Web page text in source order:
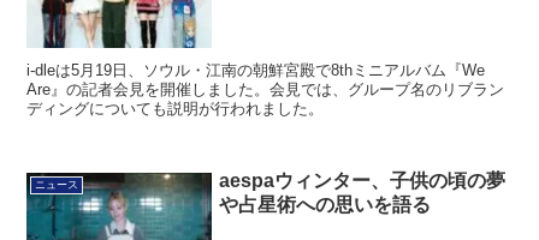
i-dleは5月19日、ソウル・江南の朝鮮宮殿で8thミニアルバム『We
Are』の記者会見を開催しました。会見では、グループ名のリブラン
ディングについても説明が行われました。
ニュース
aespaウィンター、子供の頃の夢
や占星術への思いを語る